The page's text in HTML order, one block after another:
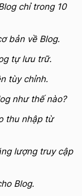
chỉ trong 10
bản về Blog.
tự lưu trữ.
tùy chỉnh.
như thế nào?
thu nhập từ
lượng truy cập
Blog.